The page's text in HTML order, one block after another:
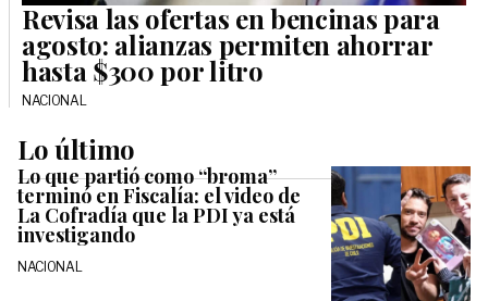
Revisa las ofertas en bencinas para
agosto: alianzas permiten ahorrar
hasta $300 por litro
NACIONAL
Lo último
Lo que partió como “broma”
terminó en Fiscalía: el video de
La Cofradía que la PDI ya está
investigando
NACIONAL